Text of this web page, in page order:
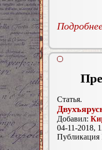
Статья.
Добавил:
04-11-2018,